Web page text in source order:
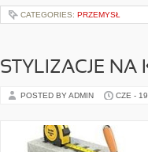
CATEGORIES: PRZEMYSŁ
STYLIZACJE NA
POSTED BY ADMIN CZE -